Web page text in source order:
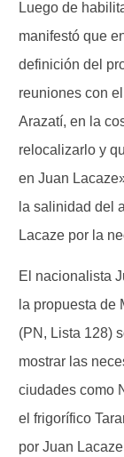
Luego de
manifestó que
definición del
reuniones con
Arazatí, en la
relocalizarlo y
en Juan
la salinidad del
Lacaze por la
El nacionalista
la propuesta de
(PN, Lista 128)
mostrar las
ciudades como
el frigorífico
por Juan